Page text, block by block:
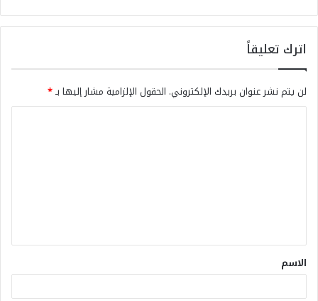
اترك تعليقاً
لن يتم نشر عنوان بريدك الإلكتروني. الحقول الإلزامية مشار إليها بـ*
الاسم